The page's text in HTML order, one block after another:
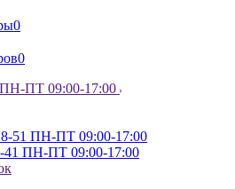
0
0
ПН-ПТ 09:00-17:00
51 ПН-ПТ 09:00-17:00
ПН-ПТ 09:00-17:00